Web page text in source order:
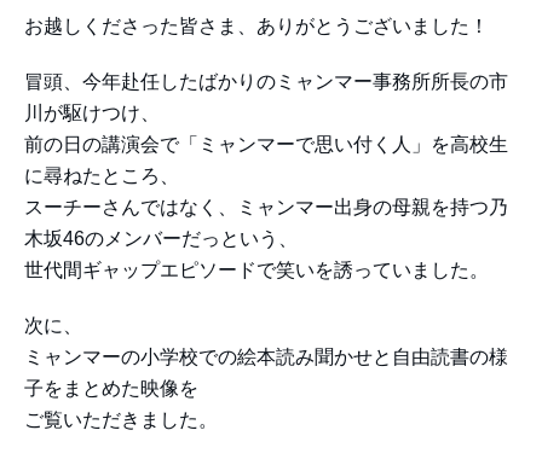
お越しくださった皆さま、ありがとうございました！
冒頭、今年赴任したばかりのミャンマー事務所所長の市
川が駆けつけ、
前の日の講演会で「ミャンマーで思い付く人」を高校生
に尋ねたところ、
スーチーさんではなく、ミャンマー出身の母親を持つ乃
木坂46のメンバーだっという、
世代間ギャップエピソードで笑いを誘っていました。
次に、
ミャンマーの小学校での絵本読み聞かせと自由読書の様
子をまとめた映像を
ご覧いただきました。